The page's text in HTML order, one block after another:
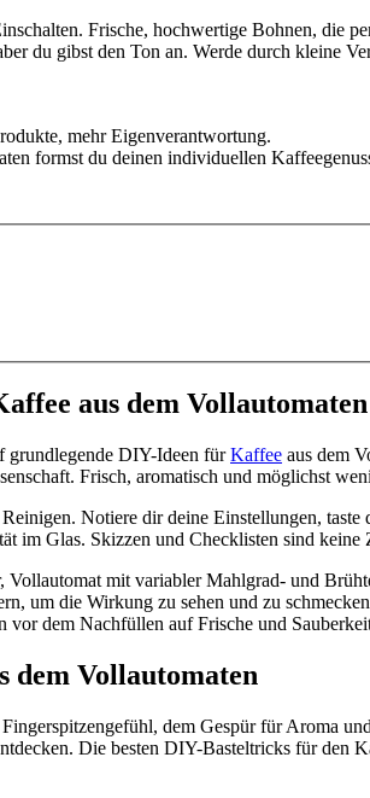
Frische, hochwertige Bohnen, die
du gibst den Ton an. Werde durch kleine
mehr Eigenverantwortung.
formst du deinen individuellen
aus dem Vollautomaten
grundlegende DIY-Ideen fürKaffee aus dem
Frisch, aromatisch und möglichst
Notiere dir deine Einstellungen,
im Glas. Skizzen und Checklisten sind
Vollautomat mit variabler Mahlgrad- und
um die Wirkung zu sehen und zu
dem Nachfüllen auf Frische und
dem Vollautomaten
dem Gespür für Aroma
Die besten DIY-Basteltricks für